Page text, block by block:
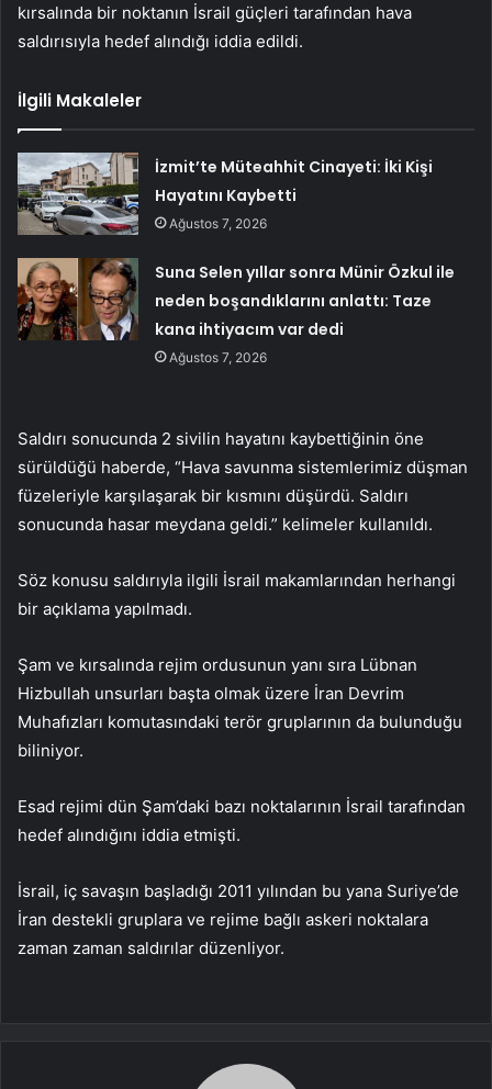
kırsalında bir noktanın İsrail güçleri tarafından hava
saldırısıyla hedef alındığı iddia edildi.
İlgili Makaleler
İzmit’te Müteahhit Cinayeti: İki Kişi
Hayatını Kaybetti
Ağustos 7, 2026
Suna Selen yıllar sonra Münir Özkul ile
neden boşandıklarını anlattı: Taze
kana ihtiyacım var dedi
Ağustos 7, 2026
Saldırı sonucunda 2 sivilin hayatını kaybettiğinin öne
sürüldüğü haberde, “Hava savunma sistemlerimiz düşman
füzeleriyle karşılaşarak bir kısmını düşürdü. Saldırı
sonucunda hasar meydana geldi.” kelimeler kullanıldı.
Söz konusu saldırıyla ilgili İsrail makamlarından herhangi
bir açıklama yapılmadı.
Şam ve kırsalında rejim ordusunun yanı sıra Lübnan
Hizbullah unsurları başta olmak üzere İran Devrim
Muhafızları komutasındaki terör gruplarının da bulunduğu
biliniyor.
Esad rejimi dün Şam’daki bazı noktalarının İsrail tarafından
hedef alındığını iddia etmişti.
İsrail, iç savaşın başladığı 2011 yılından bu yana Suriye’de
İran destekli gruplara ve rejime bağlı askeri noktalara
zaman zaman saldırılar düzenliyor.